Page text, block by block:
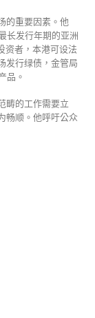
的重要因素。他
长发行年期的亚洲
资者，本港可设法
发行绿债，金管局
品。
畴的工作需要立
畅顺。他呼吁公众